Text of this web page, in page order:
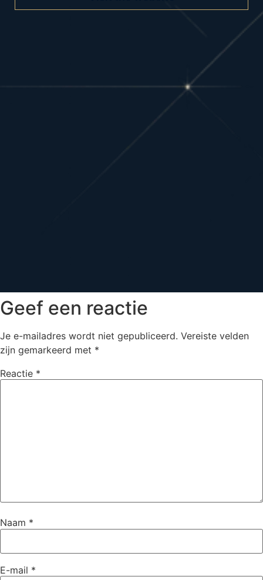
Geef een reactie
Je e-mailadres wordt niet gepubliceerd. Vereiste velden
zijn gemarkeerd met *
Reactie *
Naam *
E-mail *